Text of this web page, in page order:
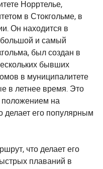
Норртелье,
в Стокгольме, в
Он находится в
и самый
был создан в
бывших
в муниципалитете
в летнее время. Это
положением на
делает его популярным
что делает его
плаваний в